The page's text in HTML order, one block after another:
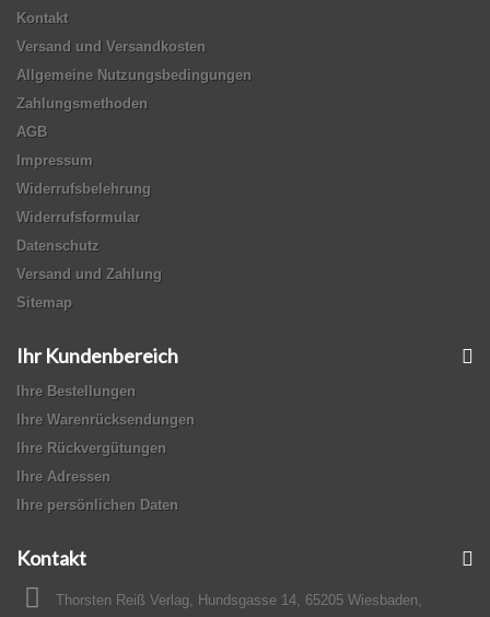
Kontakt
Versand und Versandkosten
Allgemeine Nutzungsbedingungen
Zahlungsmethoden
AGB
Impressum
Widerrufsbelehrung
Widerrufsformular
Datenschutz
Versand und Zahlung
Sitemap
Ihr Kundenbereich
Ihre Bestellungen
Ihre Warenrücksendungen
Ihre Rückvergütungen
Ihre Adressen
Ihre persönlichen Daten
Kontakt
Thorsten Reiß Verlag, Hundsgasse 14, 65205 Wiesbaden,